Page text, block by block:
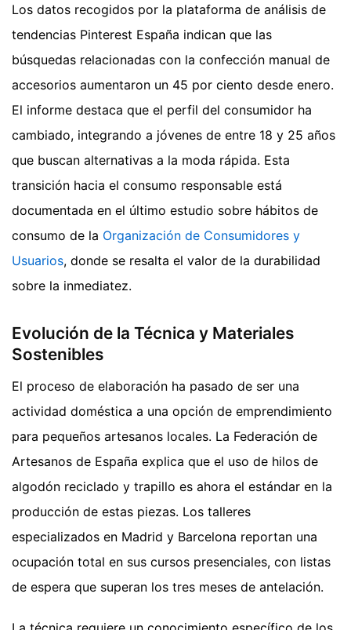
Los datos recogidos por la plataforma de análisis de
tendencias Pinterest España indican que las
búsquedas relacionadas con la confección manual de
accesorios aumentaron un 45 por ciento desde enero.
El informe destaca que el perfil del consumidor ha
cambiado, integrando a jóvenes de entre 18 y 25 años
que buscan alternativas a la moda rápida. Esta
transición hacia el consumo responsable está
documentada en el último estudio sobre hábitos de
consumo de la Organización de Consumidores y
Usuarios, donde se resalta el valor de la durabilidad
sobre la inmediatez.
Evolución de la Técnica y Materiales
Sostenibles
El proceso de elaboración ha pasado de ser una
actividad doméstica a una opción de emprendimiento
para pequeños artesanos locales. La Federación de
Artesanos de España explica que el uso de hilos de
algodón reciclado y trapillo es ahora el estándar en la
producción de estas piezas. Los talleres
especializados en Madrid y Barcelona reportan una
ocupación total en sus cursos presenciales, con listas
de espera que superan los tres meses de antelación.